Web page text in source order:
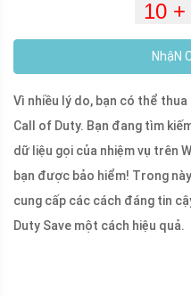
NhậN
Vì nhiều lý do, bạn có thể
Call of Duty. Bạn đang tìm
dữ liệu gọi của nhiệm vụ trên
bạn được bảo hiểm! Trong
cung cấp các cách đáng tin
Duty Save một cách hiệu quả.